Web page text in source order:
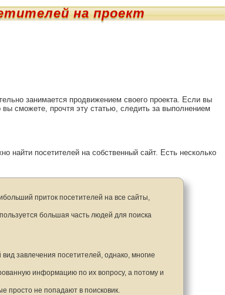
на проект
занимается продвижением своего проекта. Если вы
сможете, прочтя эту статью, следить за выполнением
найти посетителей на собственный сайт. Есть несколько
приток посетителей на все сайты,
большая часть людей для поиска
завлечения посетителей, однако, многие
информацию по их вопросу, а потому и
просто не попадают в поисковик.